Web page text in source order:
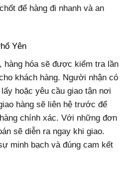
để hàng đi nhanh và an
Yên
hàng hóa sẽ được kiểm tra lần
khách hàng. Người nhận có
hoặc yêu cầu giao tận nơi
hàng sẽ liên hệ trước để
chính xác. Với những đơn
sẽ diễn ra ngay khi giao.
minh bạch và đúng cam kết